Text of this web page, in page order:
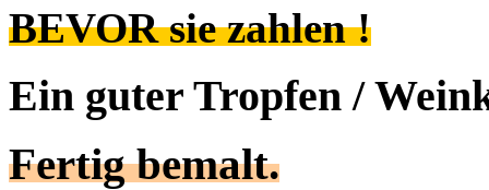
BEVOR sie zahlen !
Ein guter Tropfen /
Fertig bemalt.